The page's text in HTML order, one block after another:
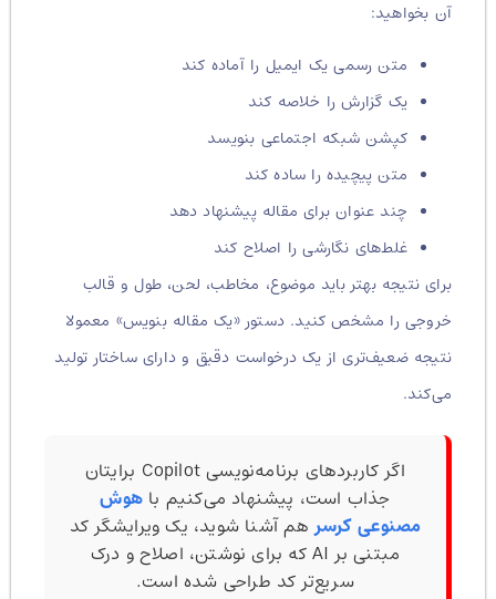
آن بخواهید:
متن رسمی یک ایمیل را آماده کند
یک گزارش را خلاصه کند
کپشن شبکه اجتماعی بنویسد
متن پیچیده را ساده کند
چند عنوان برای مقاله پیشنهاد دهد
غلط‌های نگارشی را اصلاح کند
برای نتیجه بهتر باید موضوع، مخاطب، لحن، طول و قالب
خروجی را مشخص کنید. دستور «یک مقاله بنویس» معمولا
نتیجه ضعیف‌تری از یک درخواست دقیق و دارای ساختار تولید
می‌کند.
اگر کاربردهای برنامه‌نویسی Copilot برایتان
جذاب است، پیشنهاد می‌کنیم باهوش
مصنوعی کرسرهم آشنا شوید، یک ویرایشگر کد
مبتنی بر AI که برای نوشتن، اصلاح و درک
سریع‌تر کد طراحی شده است.